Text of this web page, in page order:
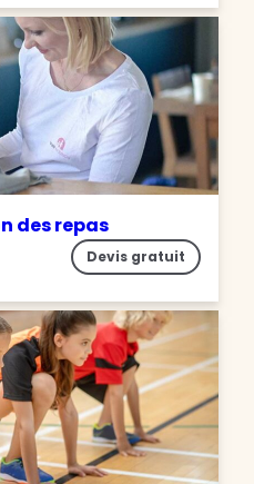
des repas
Devis gratuit